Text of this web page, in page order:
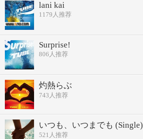
lani kai
1179 人推荐
Surprise!
806 人推荐
灼熱らぶ
743 人推荐
いつも、いつまでも (Single)
521 人推荐